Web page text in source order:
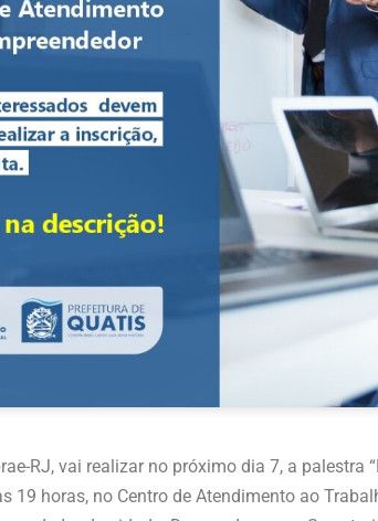
RJ, vai realizar no próximo dia 7, a palestra
19 horas, no Centro de Atendimento ao